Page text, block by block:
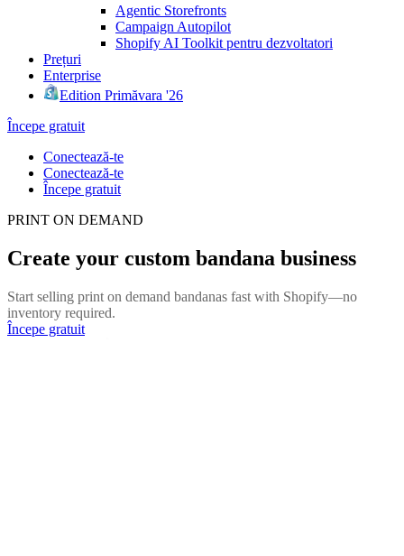
Agentic Storefronts
Campaign Autopilot
Shopify AI Toolkit pentru dezvoltatori
Prețuri
Enterprise
Edition Primăvara '26
Începe gratuit
Conectează-te
Conectează-te
Începe gratuit
PRINT ON DEMAND
Create your custom bandana business
Start selling print on demand bandanas fast with Shopify—no
inventory required.
Începe gratuit